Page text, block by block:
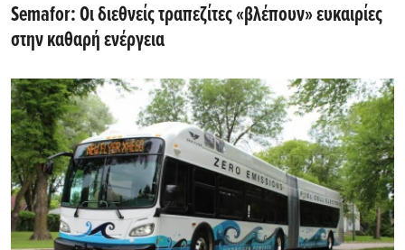
Semafor: Οι διεθνείς τραπεζίτες «βλέπουν» ευκαιρίες
στην καθαρή ενέργεια